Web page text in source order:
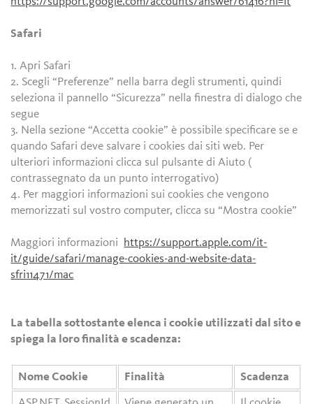
Safari
1. Apri Safari
2. Scegli “Preferenze” nella barra degli strumenti, quindi
seleziona il pannello “Sicurezza” nella finestra di dialogo che
segue
3. Nella sezione “Accetta cookie” è possibile specificare se e
quando Safari deve salvare i cookies dai siti web. Per
ulteriori informazioni clicca sul pulsante di Aiuto (
contrassegnato da un punto interrogativo)
4. Per maggiori informazioni sui cookies che vengono
memorizzati sul vostro computer, clicca su “Mostra cookie”
Maggiori informazioni https://support.apple.com/it-
it/guide/safari/manage-cookies-and-website-data-
sfri11471/mac
La tabella sottostante elenca i cookie utilizzati dal sito e
spiega la loro finalità e scadenza:
Nome Cookie Finalità Scadenza